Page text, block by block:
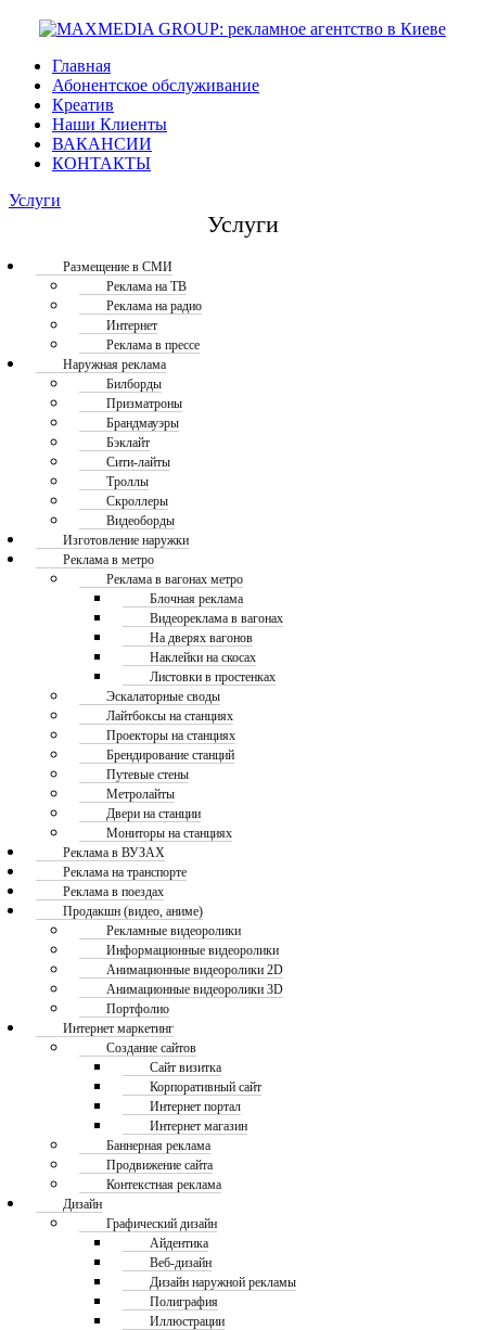
Главная
Абонентское обслуживание
Креатив
Наши Клиенты
ВАКАНСИИ
КОНТАКТЫ
Услуги
Услуги
Размещение в СМИ
Реклама на ТВ
Реклама на радио
Интернет
Реклама в прессе
Наружная реклама
Билборды
Призматроны
Брандмауэры
Бэклайт
Сити-лайты
Троллы
Скроллеры
Видеоборды
Изготовление наружки
Реклама в метро
Реклама в вагонах метро
Блочная реклама
Видеореклама в вагонах
На дверях вагонов
Наклейки на скосах
Листовки в простенках
Эскалаторные своды
Лайтбоксы на станциях
Проекторы на станциях
Брендирование станций
Путевые стены
Метролайты
Двери на станции
Мониторы на станциях
Реклама в ВУЗАХ
Реклама на транспорте
Реклама в поездах
Продакшн (видео, аниме)
Рекламные видеоролики
Информационные видеоролики
Анимационные видеоролики 2D
Анимационные видеоролики 3D
Портфолио
Интернет маркетинг
Создание сайтов
Сайт визитка
Корпоративный сайт
Интернет портал
Интернет магазин
Баннерная реклама
Продвижение сайта
Контекстная реклама
Дизайн
Графический дизайн
Айдентика
Веб-дизайн
Дизайн наружной рекламы
Полиграфия
Иллюстрации